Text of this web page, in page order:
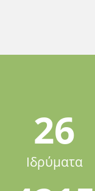
26
Ιδρύματα